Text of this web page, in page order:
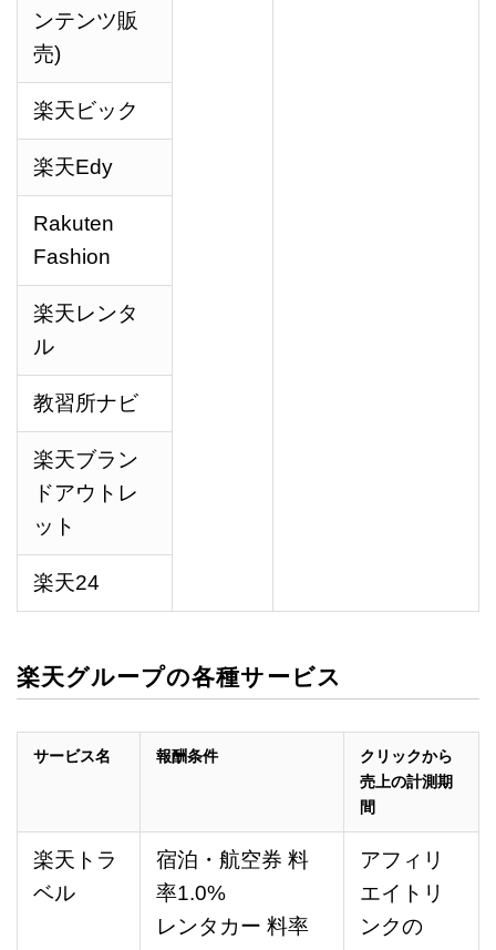
ンテンツ販
売)
楽天ビック
楽天Edy
Rakuten
Fashion
楽天レンタ
ル
教習所ナビ
楽天ブラン
ドアウトレ
ット
楽天24
楽天グループの各種サービス
サービス名 報酬条件
クリックから
売上の計測期
間
楽天トラ
ベル
宿泊・航空券 料
率1.0%
レンタカー 料率
アフィリ
エイトリ
ンクの